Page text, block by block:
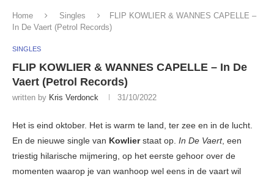
Home Singles
FLIP KOWLIER & WANNES CAPELLE –
In De Vaert (Petrol Records)
SINGLES
FLIP KOWLIER & WANNES CAPELLE – In De
Vaert (Petrol Records)
written by Kris Verdonck 31/10/2022
Het is eind oktober. Het is warm te land, ter zee en in de lucht.
En de nieuwe single van Kowlierstaat op. In De Vaert, een
triestig hilarische mijmering, op het eerste gehoor over de
momenten waarop je van wanhoop wel eens in de vaart wil